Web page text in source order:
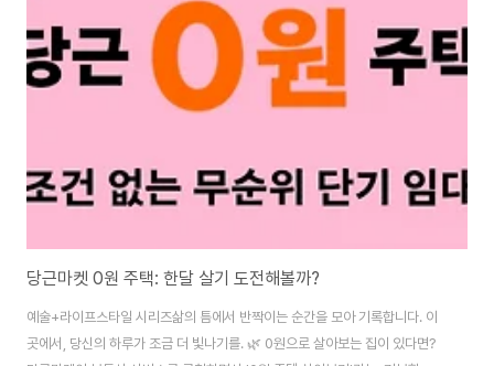
이 공존합니다.욕망을 품고 있지만 선뜻 나서지 못하고, 활동적이면서도 추진
력에서 아쉬움을 보입니다.마음은 넓지만, 뜻대로 일이 되지 않으면 조급하고
신경질적인 면을 드러내기도 합니다.🚧 고집과 편협함의 그림자기해일주는 자
신의 생각을 고집하고, 상대방과 맞지 않으..
당근마켓 0원 주택: 한달 살기 도전해볼까?
예술+라이프스타일 시리즈삶의 틈에서 반짝이는 순간을 모아 기록합니다. 이
곳에서, 당신의 하루가 조금 더 빛나기를. 🌿 0원으로 살아보는 집이 있다면?